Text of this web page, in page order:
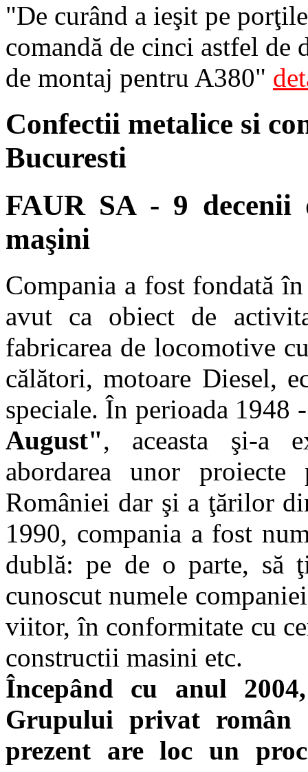
"De curând a ieşit pe
comandă de cinci astfel
de montaj pentru A380"
Confectii metalice si
Bucuresti
FAUR SA - 9
maşini
Compania a fost fondată
avut ca obiect de
fabricarea de locomotive
călători, motoare Diesel,
speciale. În perioada 1948
August", aceasta şi-a
abordarea unor
României dar şi a ţărilor
1990, compania a fost
dublă: pe de o parte, să
cunoscut numele
viitor, în conformitate cu
constructii masini etc.
Începând cu anul
Grupului privat
prezent are loc un